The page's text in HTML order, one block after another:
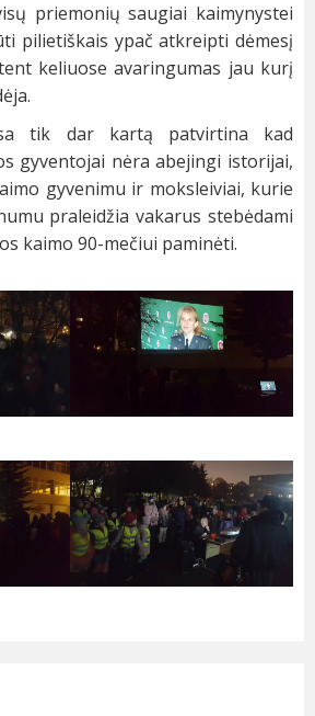
priemonių saugiai kaimynystei
pilietiškais ypač atkreipti dėmesį
keliuose avaringumas jau kurį
tik dar kartą patvirtina kad
gyventojai nėra abejingi istorijai,
gyvenimu ir moksleiviai, kurie
praleidžia vakarus stebėdami
kaimo 90-mečiui paminėti.